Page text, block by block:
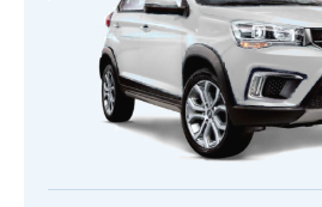
8 800 500-03-
с 08:00 по 20:00,
Привольная
Перезвоните